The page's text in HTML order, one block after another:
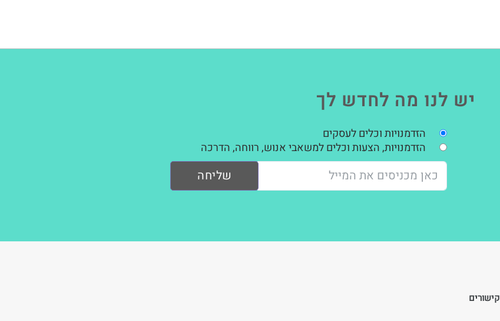
יש לנו מה לחדש לך
הזדמנויות וכלים לעסקים
הזדמנויות, הצעות וכלים למשאבי אנוש, רווחה, הדרכה
שליחה
קישורים